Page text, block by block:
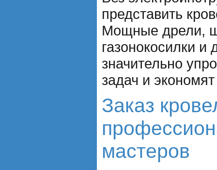
представить
Мощные дрели,
газонокосилки и
значительно
задач и
Заказ
мастеров